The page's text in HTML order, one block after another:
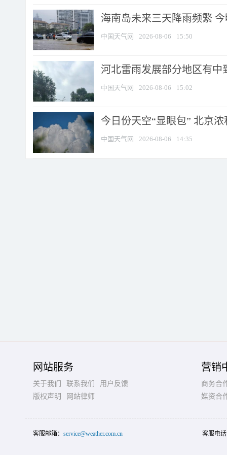
海南岛未来三天降雨频繁
中国天气网 2026-08-06 15:50
河北雷雨发展部分地区有中
中国天气网 2026-08-06 15:02
今日份天空“显眼包” 北京
中国天气网 2026-08-06 14:35
网站服务
关于我们 联系我们
用户反馈
版权声明
网站律师
营销
商务合
媒资合
客服邮箱： service@weather.com.cn 客服电